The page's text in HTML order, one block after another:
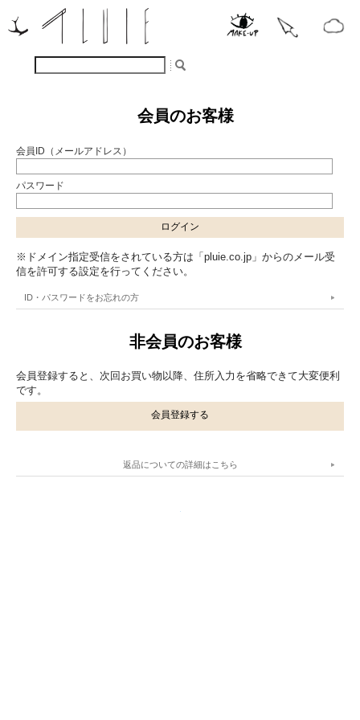
会員のお客様
会員ID（メールアドレス）
パスワード
※ドメイン指定受信をされている方は「pluie.co.jp」からのメール受
信を許可する設定を行ってください。
ID・パスワードをお忘れの方
非会員のお客様
会員登録すると、次回お買い物以降、住所入力を省略できて大変便利
です。
会員登録する
返品についての詳細はこちら